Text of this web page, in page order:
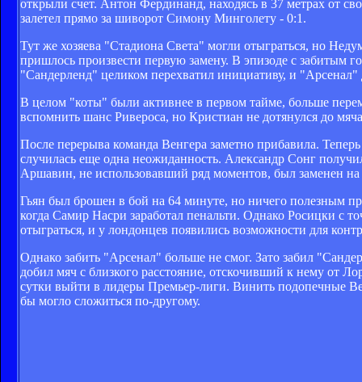
открыли счет. Антон Фердинанд, находясь в 37 метрах от
залетел прямо за шиворот Симону Минголету - 0:1.
Тут же хозяева "Стадиона Света" могли отыграться, но
пришлось произвести первую замену. В эпизоде с забитым
"Сандерленд" целиком перехватил инициативу, и
В целом "коты" были активнее в первом тайме, больше
вспомнить шанс Ривероса, но Кристиан не дотянулся до
После перерыва команда Венгера заметно прибавила.
случилась еще одна неожиданность. Александр Сонг
Аршавин, не использовавший ряд моментов, был заменен
Гьян был брошен в бой на 64 минуте, но ничего полезным
когда Самир Насри заработал пенальти. Однако Росицки с
отыграться, и у лондонцев появились возможности для
Однако забить "Арсенал" больше не смог. Зато забил
добил мяч с близкого расстояние, отскочивший к нему от
сутки выйти в лидеры Премьер-лиги. Винить подопечные
бы могло сложиться по-другому.